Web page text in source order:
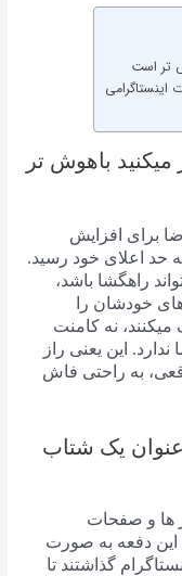
تر است
اینستاگرامی
باهوش تر
برای افزایش
حد اعلای خود رسید.
راهگشا باشد،
خودشان را
میکنند، نه کامنت
این یعنی راز
به راحتی فاش
یک شتاب
ها و صفحات
این دفعه به صورت
گذاشتند تا